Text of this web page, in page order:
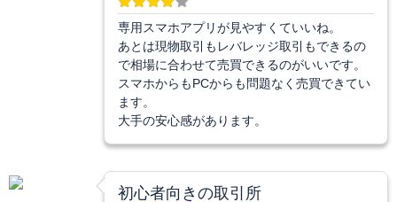
専用スマホアプリが見やすくていいね。
あとは現物取引もレバレッジ取引もできるの
で相場に合わせて売買できるのがいいです。
スマホからもPCからも問題なく売買できてい
ます。
大手の安心感があります。
初心者向きの取引所